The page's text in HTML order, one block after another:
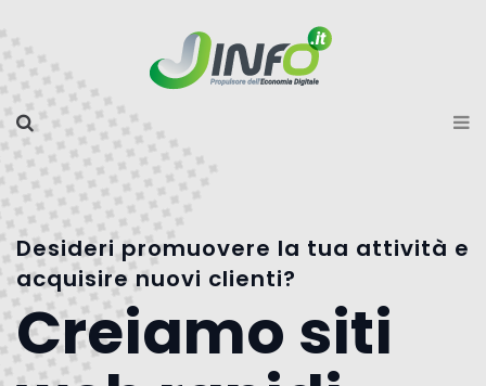
Desideri promuovere la tua attività e
acquisire nuovi clienti?
Creiamo siti